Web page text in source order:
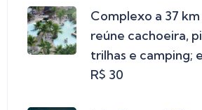
Complexo a 37
reúne cachoeira,
trilhas e camping;
R$ 30